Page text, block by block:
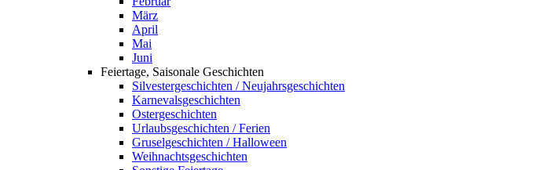
März
April
Mai
Juni
Feiertage, Saisonale Geschichten
Silvestergeschichten / Neujahrsgeschichten
Karnevalsgeschichten
Ostergeschichten
Urlaubsgeschichten / Ferien
Gruselgeschichten / Halloween
Weihnachtsgeschichten